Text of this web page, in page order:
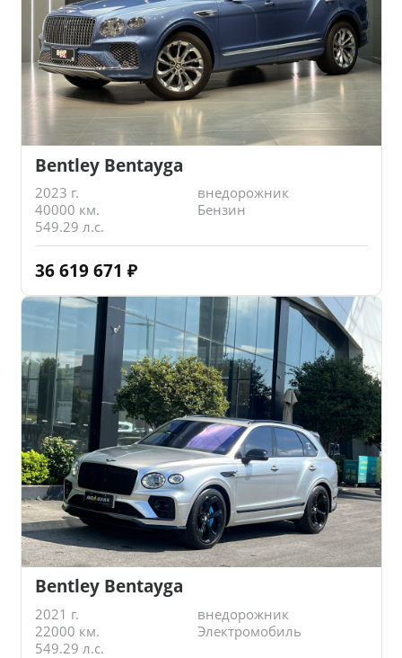
Bentley Bentayga
2023 г.
внедорожник
40000 км.
Бензин
549.29 л.с.
36 619 671 ₽
Bentley Bentayga
2021 г.
внедорожник
22000 км.
Электромобиль
549.29 л.с.